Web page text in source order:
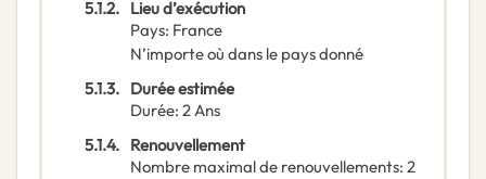
5.1.2. Lieu d’exécution
Pays: France
N’importe où dans le pays donné
5.1.3. Durée estimée
Durée: 2Ans
5.1.4. Renouvellement
Nombre maximal de renouvellements: 2